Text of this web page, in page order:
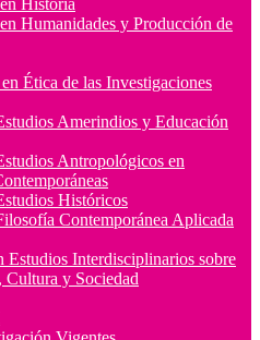
Historia
Humanidades y Producción de
Ética de las Investigaciones
Amerindios y Educación
Antropológicos en
Históricos
Contemporánea Aplicada
Estudios Interdisciplinarios sobre
Cultura y Sociedad